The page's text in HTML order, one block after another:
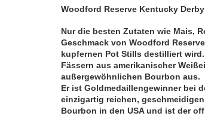
Woodford Reserve Kentucky
Nur die besten Zutaten wie Mais,
Geschmack von Woodford
kupfernen Pot Stills destilliert
Fässern aus amerikanischer
außergewöhnlichen Bourbon aus.
Er ist Goldmedaillengewinner bei
einzigartig reichen,
Bourbon in den USA und ist der